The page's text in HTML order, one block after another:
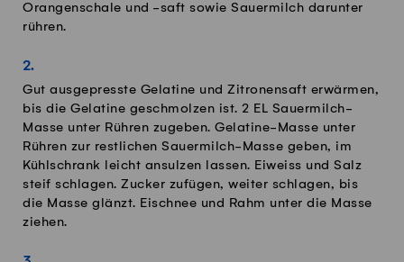
Orangenschale und -saft sowie Sauermilch darunter
rühren.
Gut ausgepresste Gelatine und Zitronensaft erwärmen,
bis die Gelatine geschmolzen ist. 2 EL Sauermilch-
Masse unter Rühren zugeben. Gelatine-Masse unter
Rühren zur restlichen Sauermilch-Masse geben, im
Kühlschrank leicht ansulzen lassen. Eiweiss und Salz
steif schlagen. Zucker zufügen, weiter schlagen, bis
die Masse glänzt. Eischnee und Rahm unter die Masse
ziehen.